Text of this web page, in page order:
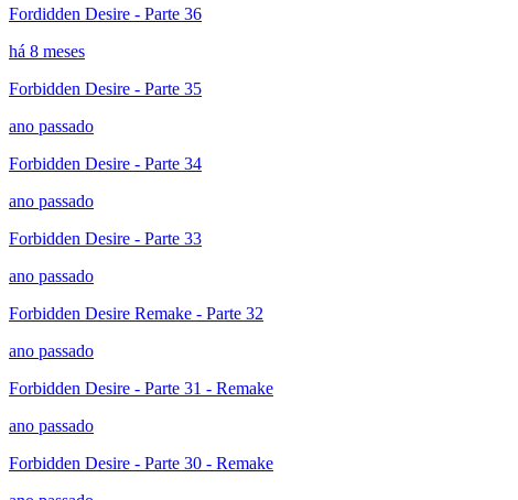
Fordidden Desire - Parte 36
há 8 meses
Forbidden Desire - Parte 35
ano passado
Forbidden Desire - Parte 34
ano passado
Forbidden Desire - Parte 33
ano passado
Forbidden Desire Remake - Parte 32
ano passado
Forbidden Desire - Parte 31 - Remake
ano passado
Forbidden Desire - Parte 30 - Remake